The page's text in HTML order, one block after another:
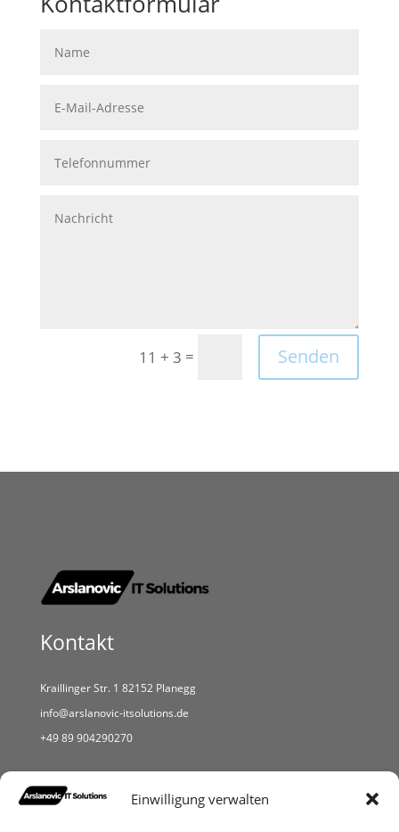
Einwilligung verwalten
11 + 3 = Senden
Kontakt
Kraillinger Str. 1 82152 Planegg
info@arslanovic-itsolutions.de
+49 89 904290270
Menü